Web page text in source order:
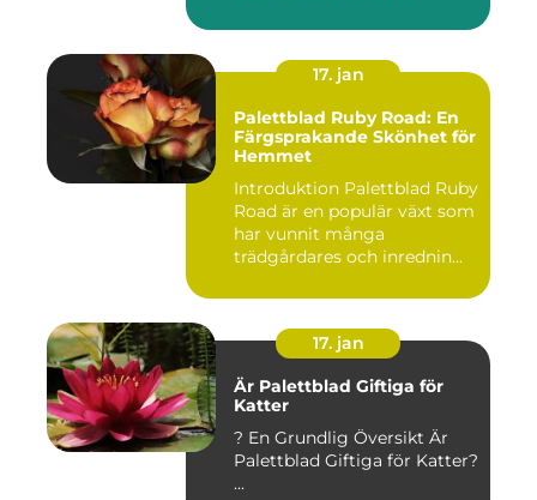
17. jan
Palettblad Ruby Road: En
Färgsprakande Skönhet för
Hemmet
Introduktion Palettblad Ruby
Road är en populär växt som
har vunnit många
trädgårdares och inrednin...
17. jan
Är Palettblad Giftiga för
Katter
? En Grundlig Översikt Är
Palettblad Giftiga för Katter?
...